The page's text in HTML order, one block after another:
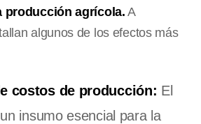
producción agrícola. A
algunos de los efectos más
costos de producción: El
insumo esencial para la